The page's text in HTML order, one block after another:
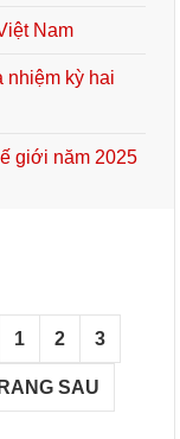
Nam
nhiệm kỳ hai
giới năm 2025
1 2 3
SAU